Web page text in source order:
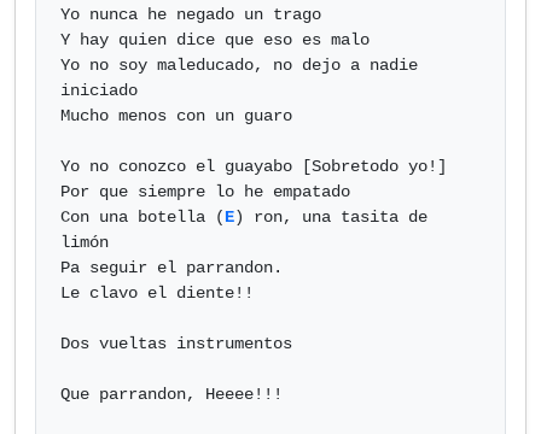
Yo nunca he negado un trago
Y hay quien dice que eso es malo
Yo no soy maleducado, no dejo a nadie
iniciado
Mucho menos con un guaro
Yo no conozco el guayabo [Sobretodo yo!]
Por que siempre lo he empatado
Con una botella (E) ron, una tasita de
limón
Pa seguir el parrandon.
Le clavo el diente!!
Dos vueltas instrumentos
Que parrandon, Heeee!!!